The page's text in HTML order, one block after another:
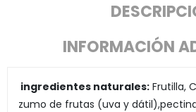
INFORMACIÓN
ingredientes naturales: Frutilla,
zumo de frutas (uva y